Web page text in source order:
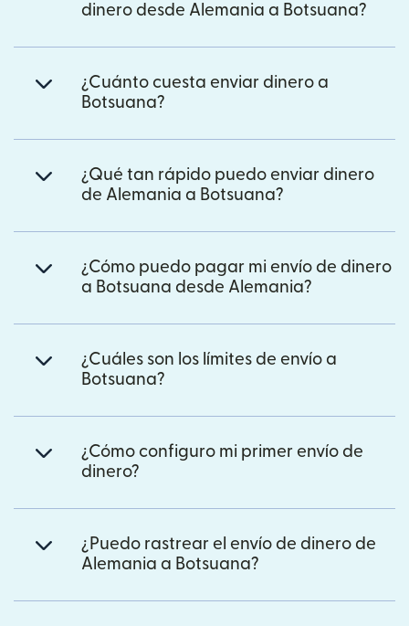
dinero desde Alemania a Botsuana?
¿Cuánto cuesta enviar dinero a
Botsuana?
¿Qué tan rápido puedo enviar dinero
de Alemania a Botsuana?
¿Cómo puedo pagar mi envío de dinero
a Botsuana desde Alemania?
¿Cuáles son los límites de envío a
Botsuana?
¿Cómo configuro mi primer envío de
dinero?
¿Puedo rastrear el envío de dinero de
Alemania a Botsuana?